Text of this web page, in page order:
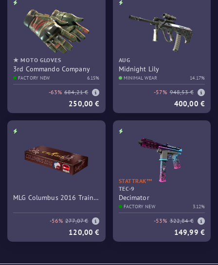
★ MOTO GLOVES
3rd Commando Company
FACTORY NEW 6.15%
-63% 684,21 €
250,00 €
AUG
Midnight Lily
MINIMAL WEAR 14.17%
-57% 948,53 €
400,00 €
MLG Columbus 2016 Train
-56% 277,07 €
120,00 €
STATTRAK™
TEC-9
Decimator
FACTORY NEW 3.12%
-53% 322,84 €
149,99 €